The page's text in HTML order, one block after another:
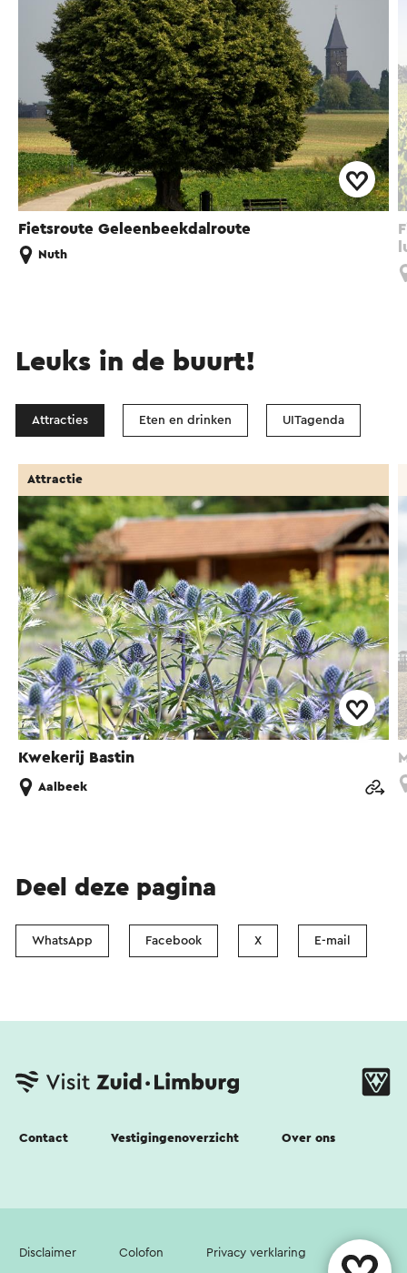
Fietsroute Geleenbeekdalroute
Nuth
Leuks in de buurt!
Attracties Eten en drinken UITagenda
Kwekerij Bastin
Attractie
Aalbeek
Deel deze pagina
WhatsApp Facebook X E-mail
Contact Vestigingenoverzicht Over ons
Disclaimer Colofon Privacy verklaring